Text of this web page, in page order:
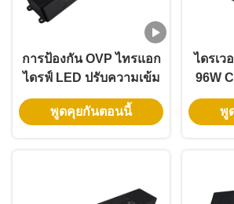
การป้องกัน OVP ไทรแอก
ไดรฟ์ LED ปรับความเข้ม
277V AC PWM การตัด
ระยะการออก 200W
พูดคุยกันตอนนี้
ไดรเว
96W
พร้อม
และ
พู